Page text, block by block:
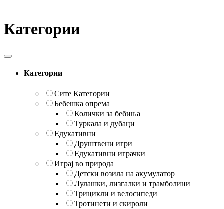
Категории
Категории
Сите Категории
Бебешка опрема
Колички за бебиња
Туркала и дубаци
Едукативни
Друштвени игри
Едукативни играчки
Играј во природа
Детски возила на акумулатор
Лулашки, лизгалки и трамболини
Трицикли и велосипеди
Тротинети и скироли